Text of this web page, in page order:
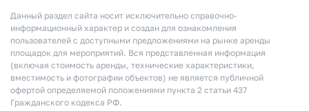
Данный раздел сайта носит исключительно справочно-
информационный характер и создан для ознакомления
пользователей с доступными предложениями на рынке аренды
площадок для мероприятий. Вся представленная информация
(включая стоимость аренды, технические характеристики,
вместимость и фотографии объектов) не является публичной
офертой определяемой положениями пункта 2 статьи 437
Гражданского кодекса РФ.